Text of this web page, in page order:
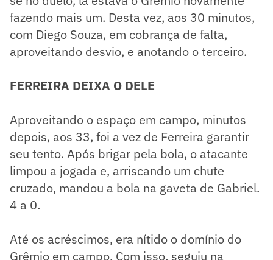
fazendo mais um. Desta vez, aos 30 minutos,
com Diego Souza, em cobrança de falta,
aproveitando desvio, e anotando o terceiro.
FERREIRA DEIXA O DELE
Aproveitando o espaço em campo, minutos
depois, aos 33, foi a vez de Ferreira garantir
seu tento. Após brigar pela bola, o atacante
limpou a jogada e, arriscando um chute
cruzado, mandou a bola na gaveta de Gabriel.
4 a 0.
Até os acréscimos, era nítido o domínio do
Grêmio em campo. Com isso, seguiu na